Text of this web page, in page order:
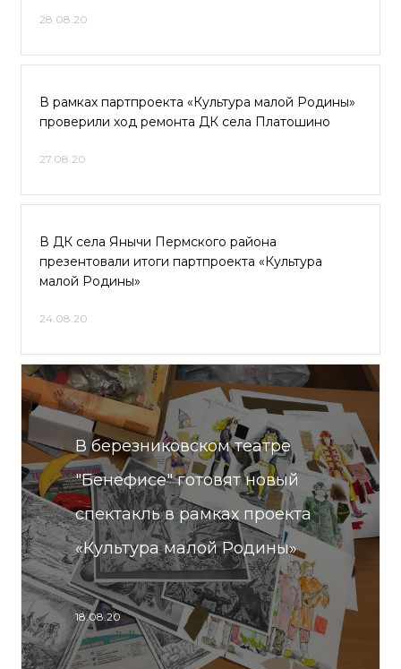
28.08.20
В рамках партпроекта «Культура малой Родины»
проверили ход ремонта ДК села Платошино
27.08.20
В ДК села Янычи Пермского района
презентовали итоги партпроекта «Культура
малой Родины»
24.08.20
В березниковском театре
"Бенефисе" готовят новый
спектакль в рамках проекта
«Культура малой Родины»
18.08.20